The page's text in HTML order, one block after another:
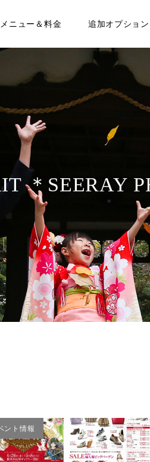
ニュー＆料金 追加オプション
＊SEERAY
ント情報